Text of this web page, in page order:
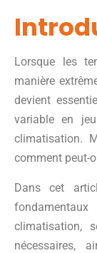
Lorsque les
manière
devient
variable en
climatisation.
comment peut-
Dans cet
climatisation,
nécessaires,